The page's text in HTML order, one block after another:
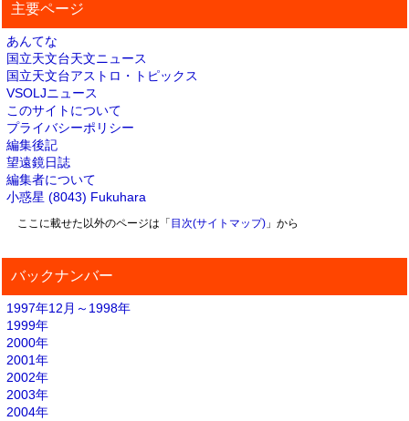
主要ページ
あんてな
国立天文台天文ニュース
国立天文台アストロ・トピックス
VSOLJニュース
このサイトについて
プライバシーポリシー
編集後記
望遠鏡日誌
編集者について
小惑星 (8043) Fukuhara
ここに載せた以外のページは「 目次(サイトマップ)」から
バックナンバー
1997年12月～1998年
1999年
2000年
2001年
2002年
2003年
2004年